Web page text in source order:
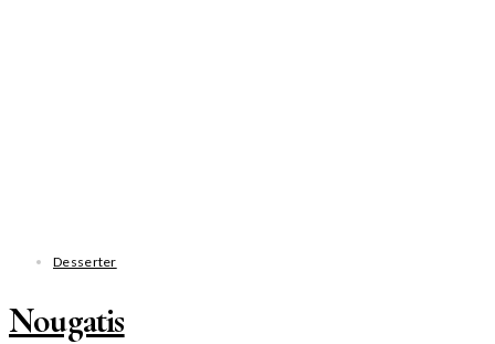
Desserter
Nougatis